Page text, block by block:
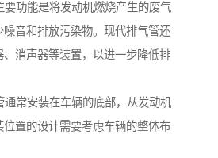
要功能是将发动机燃烧产生的废气
音和排放污染物。现代排气管还
、消声器等装置，以进一步降低排
通常安装在车辆的底部，从发动机
置的设计需要考虑车辆的整体布